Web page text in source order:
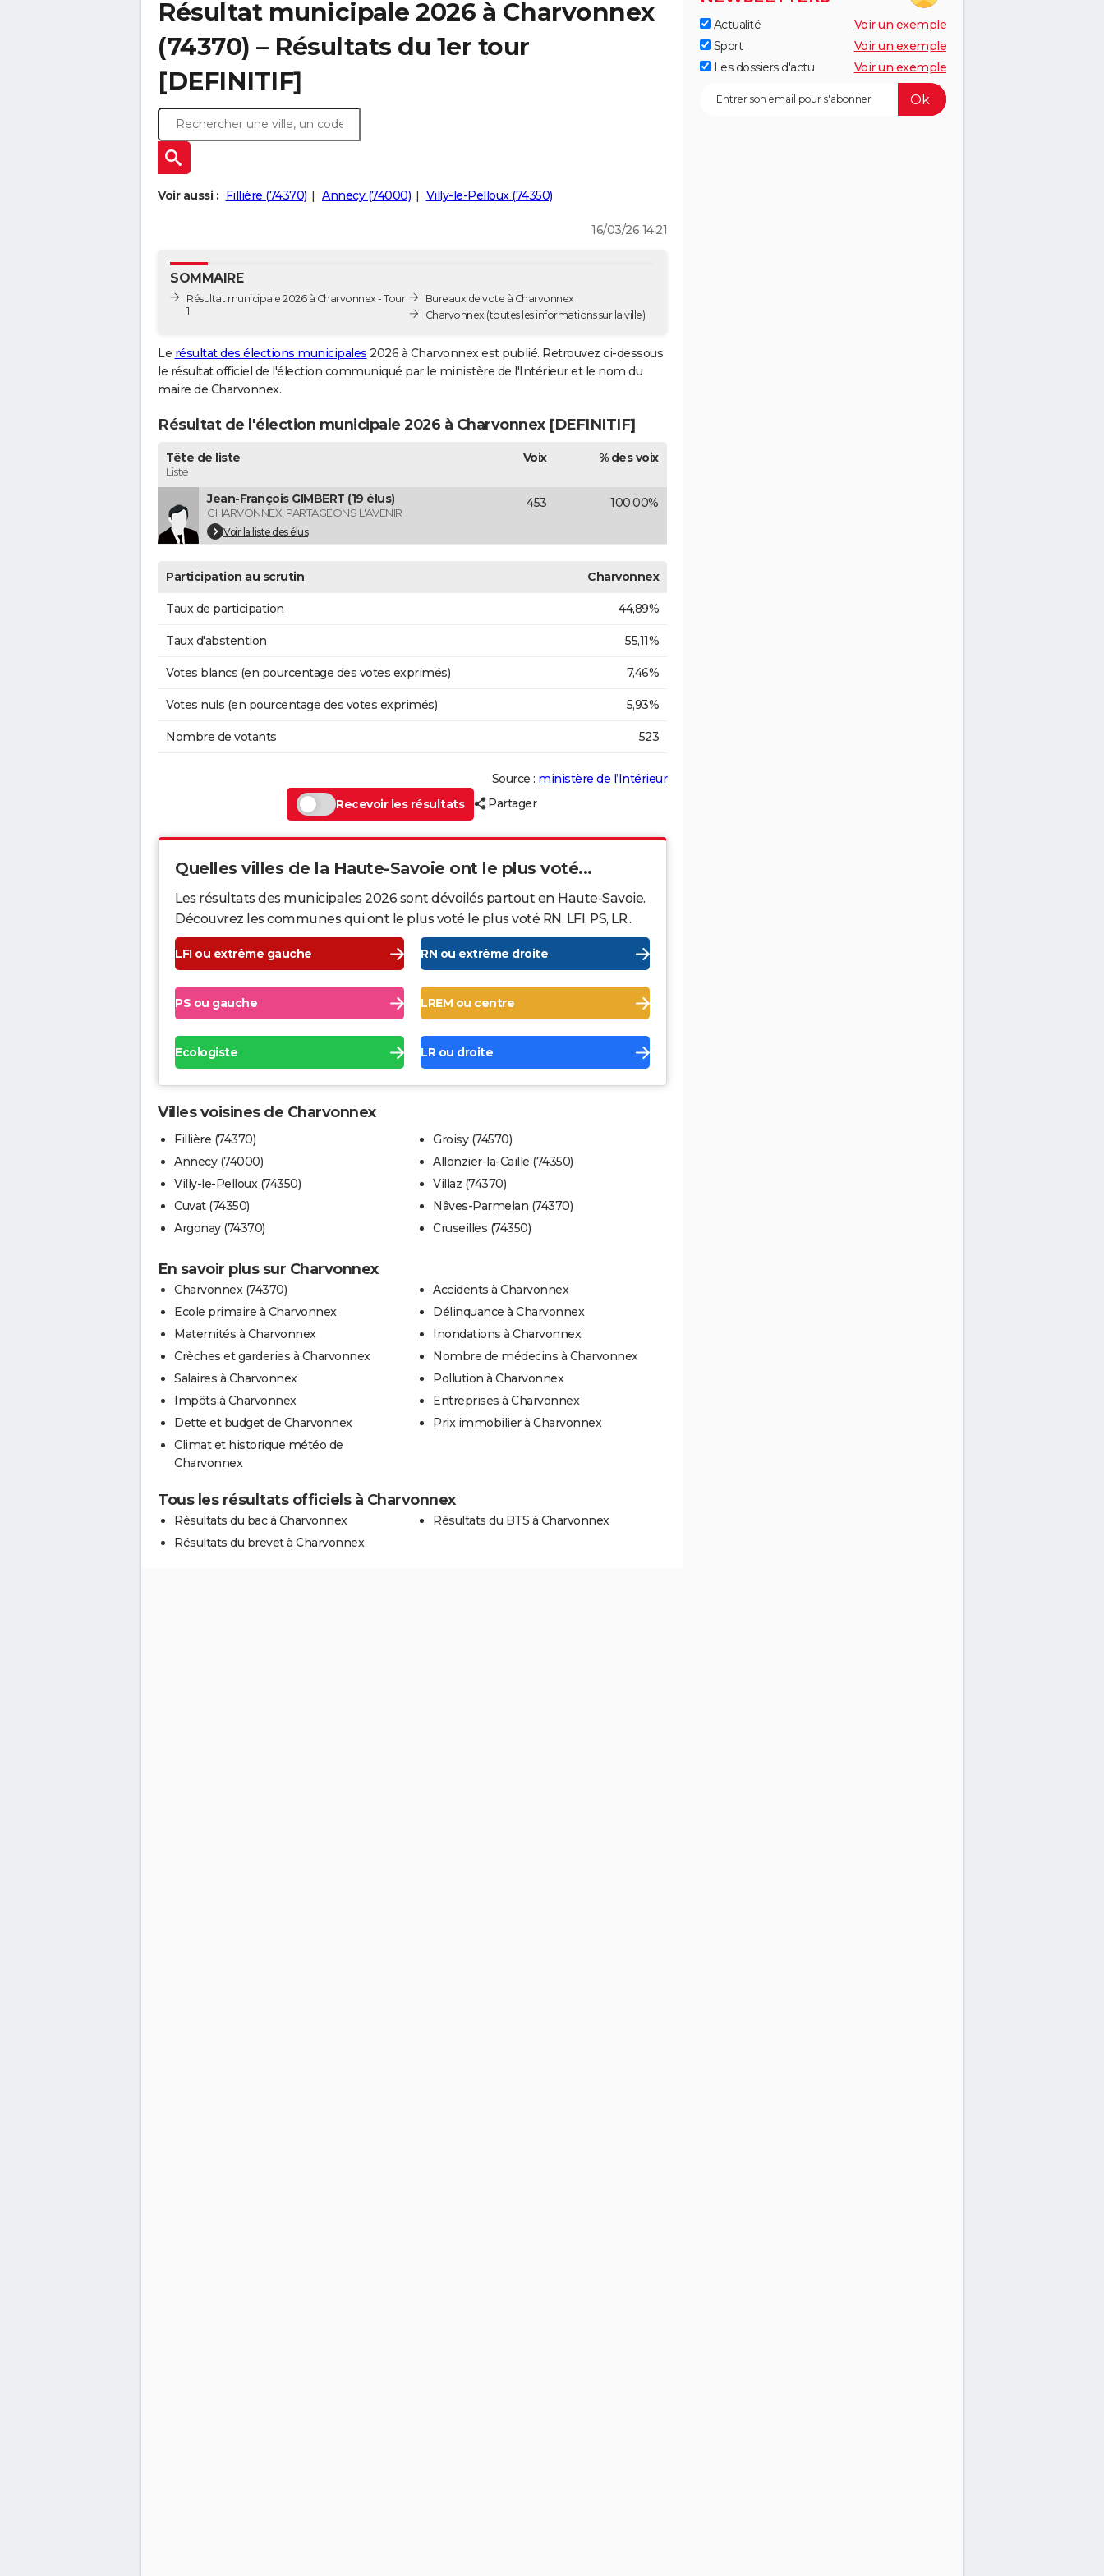
Résultat municipale 2026 à Charvonnex
(74370) – Résultats du 1er tour
[DEFINITIF]
Voir aussi : Fillière (74370) Annecy (74000) Villy-le-Pelloux (74350)
16/03/26 14:21
SOMMAIRE
Résultat municipale 2026 à Charvonnex - Tour
1
Bureaux de vote à Charvonnex
Charvonnex (toutes les informations sur la ville)
Le résultat des élections municipales 2026 à Charvonnex est publié. Retrouvez ci-dessous
le résultat officiel de l'élection communiqué par le ministère de l'Intérieur et le nom du
maire de Charvonnex.
Résultat de l'élection municipale 2026 à Charvonnex [DEFINITIF]
Tête de liste
Liste
Voix % des voix
Jean-François GIMBERT (19 élus)
CHARVONNEX, PARTAGEONS L'AVENIR
Voir la liste des élus
453 100,00%
Participation au scrutin Charvonnex
Taux de participation 44,89%
Taux d'abstention 55,11%
Votes blancs (en pourcentage des votes exprimés) 7,46%
Votes nuls (en pourcentage des votes exprimés) 5,93%
Nombre de votants 523
Source : ministère de l’Intérieur
Recevoir les résultats
Partager
Quelles villes de la Haute-Savoie ont le plus voté...
Les résultats des municipales 2026 sont dévoilés partout en Haute-Savoie.
Découvrez les communes qui ont le plus voté le plus voté RN, LFI, PS, LR...
LFI ou extrême gauche RN ou extrême droite
PS ou gauche LREM ou centre
Ecologiste LR ou droite
Villes voisines de Charvonnex
Fillière (74370)
Annecy (74000)
Villy-le-Pelloux (74350)
Cuvat (74350)
Argonay (74370)
Groisy (74570)
Allonzier-la-Caille (74350)
Villaz (74370)
Nâves-Parmelan (74370)
Cruseilles (74350)
En savoir plus sur Charvonnex
Charvonnex (74370)
Ecole primaire à Charvonnex
Maternités à Charvonnex
Crèches et garderies à Charvonnex
Salaires à Charvonnex
Impôts à Charvonnex
Dette et budget de Charvonnex
Climat et historique météo de
Charvonnex
Accidents à Charvonnex
Délinquance à Charvonnex
Inondations à Charvonnex
Nombre de médecins à Charvonnex
Pollution à Charvonnex
Entreprises à Charvonnex
Prix immobilier à Charvonnex
Tous les résultats officiels à Charvonnex
Résultats du bac à Charvonnex
Résultats du brevet à Charvonnex
Résultats du BTS à Charvonnex
Actualité
Voir un exemple
Sport
Voir un exemple
Les dossiers d'actu
Voir un exemple